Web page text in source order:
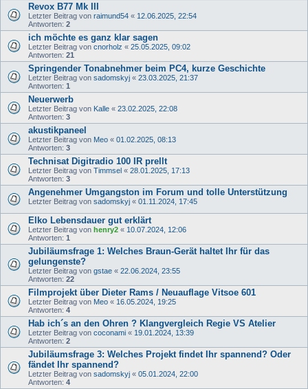
Revox B77 Mk III
Letzter Beitrag von raimund54 « 12.06.2025, 22:54
Antworten: 2
ich möchte es ganz klar sagen
Letzter Beitrag von cnorholz « 25.05.2025, 09:02
Antworten: 21
Springender Tonabnehmer beim PC4, kurze Geschichte
Letzter Beitrag von sadomskyj « 23.03.2025, 21:37
Antworten: 1
Neuerwerb
Letzter Beitrag von Kalle « 23.02.2025, 22:08
Antworten: 3
akustikpaneel
Letzter Beitrag von Meo « 01.02.2025, 08:13
Antworten: 3
Technisat Digitradio 100 IR prellt
Letzter Beitrag von Timmsel « 28.01.2025, 17:13
Antworten: 3
Angenehmer Umgangston im Forum und tolle Unterstützung
Letzter Beitrag von sadomskyj « 01.11.2024, 17:45
Elko Lebensdauer gut erklärt
Letzter Beitrag von henry2 « 10.07.2024, 12:06
Antworten: 1
Jubiläumsfrage 1: Welches Braun-Gerät haltet Ihr für das
gelungenste?
Letzter Beitrag von gstae « 22.06.2024, 23:55
Antworten: 22
Filmprojekt über Dieter Rams / Neuauflage Vitsoe 601
Letzter Beitrag von Meo « 16.05.2024, 19:25
Antworten: 4
Hab ich´s an den Ohren ? Klangvergleich Regie VS Atelier
Letzter Beitrag von coconami « 19.01.2024, 13:39
Antworten: 2
Jubiläumsfrage 3: Welches Projekt findet Ihr spannend? Oder
fändet Ihr spannend?
Letzter Beitrag von sadomskyj « 05.01.2024, 22:00
Antworten: 4